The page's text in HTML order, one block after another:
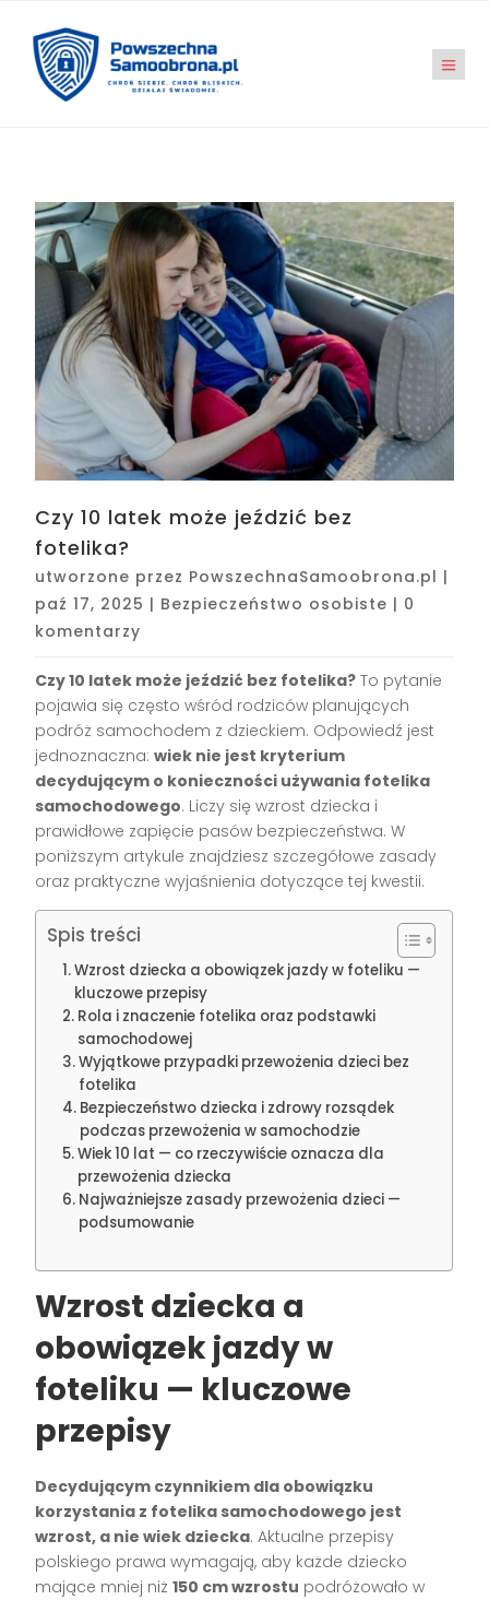
Czy 10 latek może jeździć bez
fotelika?
utworzone przez PowszechnaSamoobrona.pl |
paź 17, 2025 | Bezpieczeństwo osobiste | 0
komentarzy
Czy 10 latek może jeździć bez fotelika? To pytanie
pojawia się często wśród rodziców planujących
podróż samochodem z dzieckiem. Odpowiedź jest
jednoznaczna:wiek nie jest kryterium
decydującym o konieczności używania fotelika
samochodowego. Liczy się wzrost dziecka i
prawidłowe zapięcie pasów bezpieczeństwa. W
poniższym artykule znajdziesz szczegółowe zasady
oraz praktyczne wyjaśnienia dotyczące tej kwestii.
Spis treści
Wzrost dziecka a obowiązek jazdy w foteliku —
kluczowe przepisy
Rola i znaczenie fotelika oraz podstawki
samochodowej
Wyjątkowe przypadki przewożenia dzieci bez
fotelika
Bezpieczeństwo dziecka i zdrowy rozsądek
podczas przewożenia w samochodzie
Wiek 10 lat — co rzeczywiście oznacza dla
przewożenia dziecka
Najważniejsze zasady przewożenia dzieci —
podsumowanie
Wzrost dziecka a
obowiązek jazdy w
foteliku — kluczowe
przepisy
Decydującym czynnikiem dla obowiązku
korzystania z fotelika samochodowego jest
wzrost, a nie wiek dziecka. Aktualne przepisy
polskiego prawa wymagają, aby każde dziecko
mające mniej niż150 cm wzrostu podróżowało w